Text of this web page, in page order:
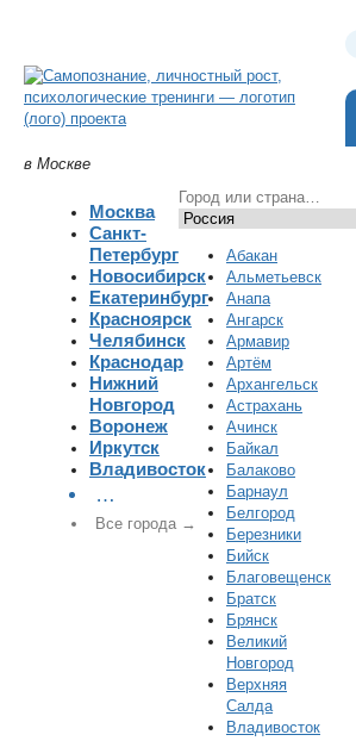
в Москве
Москва
Санкт-
Петербург
Новосибирск
Екатеринбург
Красноярск
Челябинск
Краснодар
Нижний
Новгород
Воронеж
Иркутск
Владивосток
…
Все города →
Абакан
Альметьевск
Анапа
Ангарск
Армавир
Артём
Архангельск
Астрахань
Ачинск
Байкал
Балаково
Барнаул
Белгород
Березники
Бийск
Благовещенск
Братск
Брянск
Великий
Новгород
Верхняя
Салда
Владивосток